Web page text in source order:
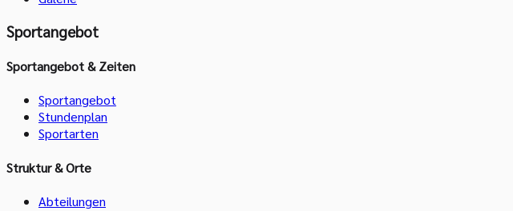
Sportangebot
Sportangebot & Zeiten
Sportangebot
Stundenplan
Sportarten
Struktur & Orte
Abteilungen